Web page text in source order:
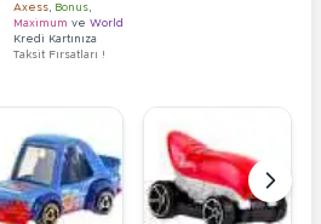
Axess Bonus
Maximum ve World
Kredi Kartınıza
Taksit Fırsatları !